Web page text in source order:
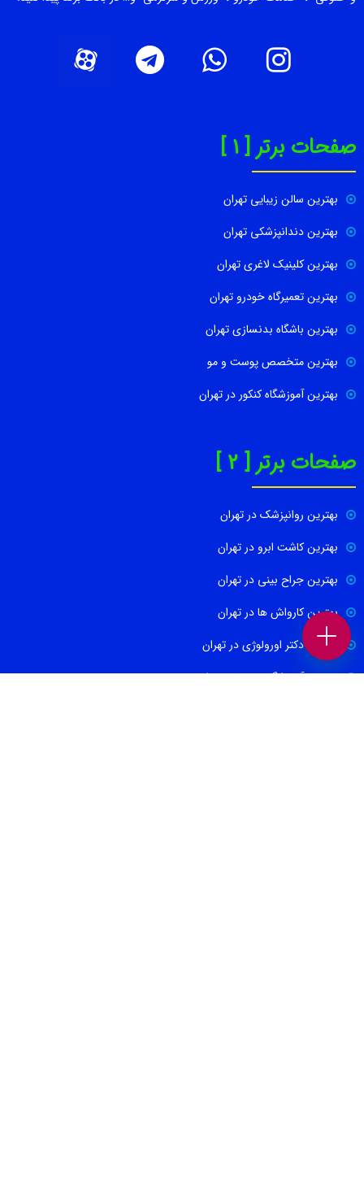
صفحات برتر [ 1 ]
بهترین سالن زیبایی تهران
بهترین دندانپزشکی تهران
بهترین کلینیک لاغری تهران
بهترین تعمیرگاه خودرو تهران
بهترین باشگاه بدنسازی تهران
بهترین متخصص پوست و مو
بهترین آموزشگاه کنکور در تهران
صفحات برتر [ 2 ]
بهترین روانپزشک در تهران
بهترین کاشت ابرو در تهران
بهترین جراح بینی در تهران
بهترین کارواش ها در تهران
بهترین دکتر اورولوژی در تهران
بهترین آموزشگاه موسیقی تهران